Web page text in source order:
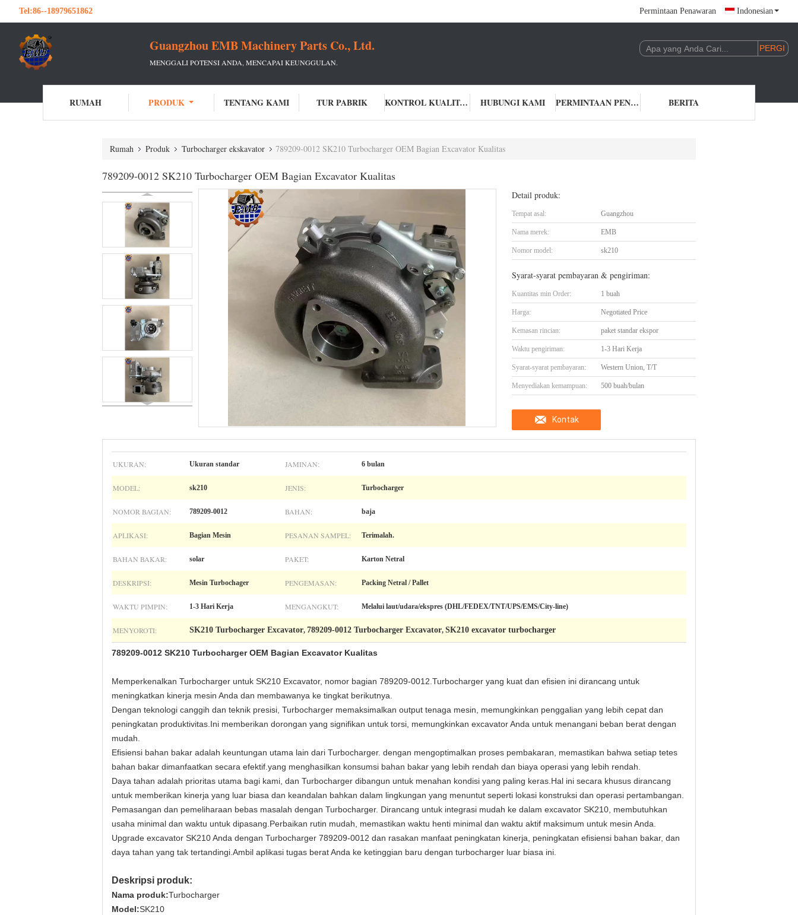
Tel:86--18979651862 Permintaan Penawaran Indonesian
Guangzhou EMB Machinery Parts Co., Ltd.
MENGGALI POTENSI ANDA, MENCAPAI KEUNGGULAN.
RUMAH PRODUK TENTANG KAMI TUR PABRIK KONTROL KUALITAS HUBUNGI KAMI PERMINTAAN PENAWARAN BERITA
Rumah Produk Turbocharger ekskavator 789209-0012 SK210 Turbocharger OEM Bagian Excavator Kualitas
789209-0012 SK210 Turbocharger OEM Bagian Excavator Kualitas
Detail produk:
Tempat asal: Guangzhou
Nama merek: EMB
Nomor model: sk210
Syarat-syarat pembayaran & pengiriman:
Kuantitas min Order: 1 buah
Harga: Negotiated Price
Kemasan rincian: paket standar ekspor
Waktu pengiriman: 1-3 Hari Kerja
Syarat-syarat pembayaran: Western Union, T/T
Menyediakan kemampuan: 500 buah/bulan
Kontak
UKURAN: Ukuran standar JAMINAN: 6 bulan
MODEL: sk210 JENIS: Turbocharger
NOMOR BAGIAN: 789209-0012 BAHAN: baja
APLIKASI: Bagian Mesin PESANAN SAMPEL: Terimalah.
BAHAN BAKAR: solar PAKET: Karton Netral
DESKRIPSI: Mesin Turbochager PENGEMASAN: Packing Netral / Pallet
WAKTU PIMPIN: 1-3 Hari Kerja MENGANGKUT: Melalui laut/udara/ekspres (DHL/FEDEX/TNT/UPS/EMS/City-line)
MENYOROTI: SK210 Turbocharger Excavator, 789209-0012 Turbocharger Excavator, SK210 excavator turbocharger
789209-0012 SK210 Turbocharger OEM Bagian Excavator Kualitas
Memperkenalkan Turbocharger untuk SK210 Excavator, nomor bagian 789209-0012.Turbocharger yang kuat dan efisien ini dirancang untuk
meningkatkan kinerja mesin Anda dan membawanya ke tingkat berikutnya.
Dengan teknologi canggih dan teknik presisi, Turbocharger memaksimalkan output tenaga mesin, memungkinkan penggalian yang lebih cepat dan
peningkatan produktivitas.Ini memberikan dorongan yang signifikan untuk torsi, memungkinkan excavator Anda untuk menangani beban berat dengan
mudah.
Efisiensi bahan bakar adalah keuntungan utama lain dari Turbocharger. dengan mengoptimalkan proses pembakaran, memastikan bahwa setiap tetes
bahan bakar dimanfaatkan secara efektif.yang menghasilkan konsumsi bahan bakar yang lebih rendah dan biaya operasi yang lebih rendah.
Daya tahan adalah prioritas utama bagi kami, dan Turbocharger dibangun untuk menahan kondisi yang paling keras.Hal ini secara khusus dirancang
untuk memberikan kinerja yang luar biasa dan keandalan bahkan dalam lingkungan yang menuntut seperti lokasi konstruksi dan operasi pertambangan.
Pemasangan dan pemeliharaan bebas masalah dengan Turbocharger. Dirancang untuk integrasi mudah ke dalam excavator SK210, membutuhkan
usaha minimal dan waktu untuk dipasang.Perbaikan rutin mudah, memastikan waktu henti minimal dan waktu aktif maksimum untuk mesin Anda.
Upgrade excavator SK210 Anda dengan Turbocharger 789209-0012 dan rasakan manfaat peningkatan kinerja, peningkatan efisiensi bahan bakar, dan
daya tahan yang tak tertandingi.Ambil aplikasi tugas berat Anda ke ketinggian baru dengan turbocharger luar biasa ini.
Deskripsi produk:
Nama produk:Turbocharger
Model:SK210